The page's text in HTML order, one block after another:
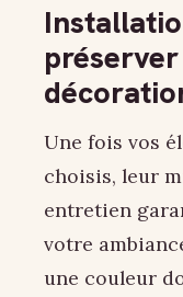
Une fois vos
choisis, leur
entretien
votre
une couleur